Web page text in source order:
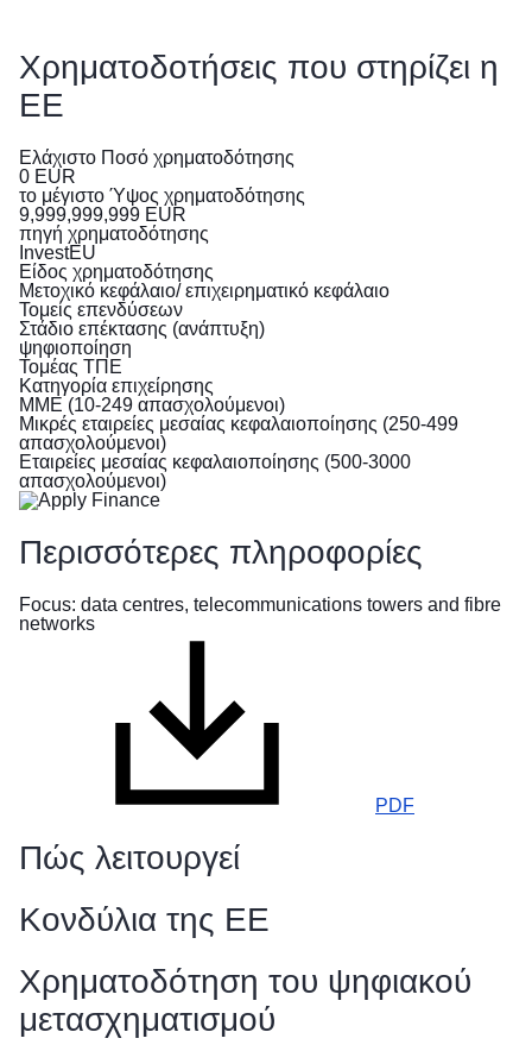
Παροχή
στην
Πληροφορίες
προσπαθούν
ξεφύγουν
στην
επιχειρήσεις
Χρηματοδοτήσεις που στηρίζει η
ΕΕ
Ελάχιστο Ποσό χρηματοδότησης
0 EUR
το μέγιστο Ύψος χρηματοδότησης
9,999,999,999 EUR
πηγή χρηματοδότησης
InvestEU
Είδος χρηματοδότησης
Μετοχικό κεφάλαιο/ επιχειρηματικό κεφάλαιο
Τομείς επενδύσεων
Στάδιο επέκτασης (ανάπτυξη)
ψηφιοποίηση
Τομέας ΤΠΕ
Κατηγορία επιχείρησης
ΜΜΕ (10-249 απασχολούμενοι)
Μικρές εταιρείες μεσαίας κεφαλαιοποίησης (250-499
απασχολούμενοι)
Εταιρείες μεσαίας κεφαλαιοποίησης (500-3000
απασχολούμενοι)
Περισσότερες πληροφορίες
Focus: data centres, telecommunications towers and fibre
networks
PDF
Πώς λειτουργεί
Κονδύλια της ΕΕ
Χρηματοδότηση του ψηφιακού
μετασχηματισμού